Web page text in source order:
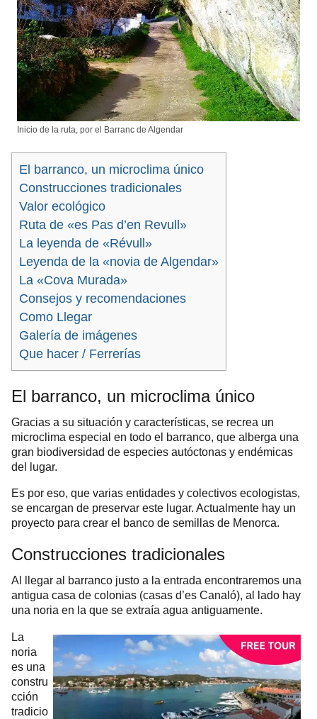
Inicio de la ruta, por el Barranc de Algendar
El barranco, un microclima único
Construcciones tradicionales
Valor ecológico
Ruta de «es Pas d’en Revull»
La leyenda de «Révull»
Leyenda de la «novia de Algendar»
La «Cova Murada»
Consejos y recomendaciones
Como Llegar
Galería de imágenes
Que hacer / Ferrerías
El barranco, un microclima único
Gracias a su situación y características, se recrea un
microclima especial en todo el barranco, que alberga una
gran biodiversidad de especies autóctonas y endémicas
del lugar.
Es por eso, que varias entidades y colectivos ecologistas,
se encargan de preservar este lugar. Actualmente hay un
proyecto para crear el banco de semillas de Menorca.
Construcciones tradicionales
Al llegar al barranco justo a la entrada encontraremos una
antigua casa de colonias (casas d’es Canaló), al lado hay
una noria en la que se extraía agua antiguamente.
La
noria
es una
constru
cción
tradicio